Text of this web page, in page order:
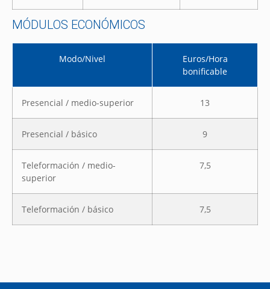
MÓDULOS ECONÓMICOS
Modo/Nivel
Euros/Hora
bonificable
Presencial / medio-superior 13
Presencial / básico 9
Teleformación / medio-
superior
7,5
Teleformación / básico 7,5